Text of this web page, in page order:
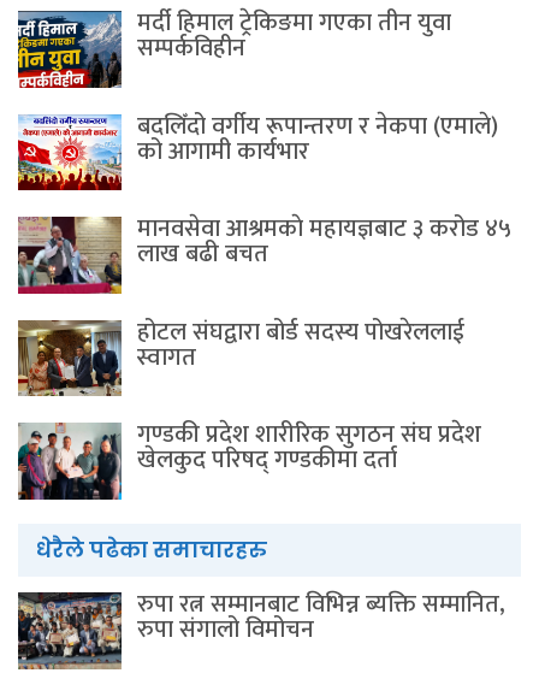
मर्दी हिमाल ट्रेकिङमा गएका तीन युवा
सम्पर्कविहीन
बदलिँदो वर्गीय रूपान्तरण र नेकपा (एमाले)
को आगामी कार्यभार
मानवसेवा आश्रमकाे‌ महायज्ञबाट ३ करोड ४५
लाख बढी बचत
होटल संघद्वारा बोर्ड सदस्य पोखरेललाई
स्वागत
गण्डकी प्रदेश शारीरिक सुगठन संघ प्रदेश
खेलकुद परिषद् गण्डकीमा दर्ता
धेरैले पढेका समाचारहरु
रुपा रत्न सम्मानबाट विभिन्न ब्यक्ति सम्मानित,
रुपा संगालो विमोचन